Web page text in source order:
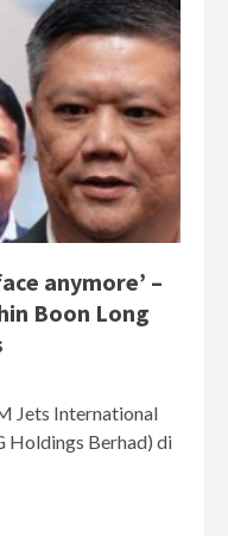
anymore’ –
Boon Long
Jets International
Holdings Berhad) di